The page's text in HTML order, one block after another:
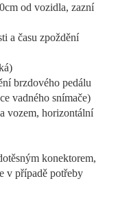
od vozidla, zazní
a času zpoždění
brzdového pedálu
vadného snímače)
vozem, horizontální
konektorem,
v případě potřeby